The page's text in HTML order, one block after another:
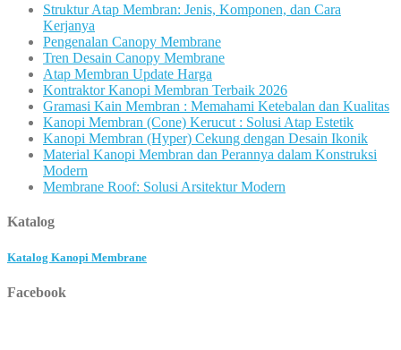
Struktur Atap Membran: Jenis, Komponen, dan Cara
Kerjanya
Pengenalan Canopy Membrane
Tren Desain Canopy Membrane
Atap Membran Update Harga
Kontraktor Kanopi Membran Terbaik 2026
Gramasi Kain Membran : Memahami Ketebalan dan Kualitas
Kanopi Membran (Cone) Kerucut : Solusi Atap Estetik
Kanopi Membran (Hyper) Cekung dengan Desain Ikonik
Material Kanopi Membran dan Perannya dalam Konstruksi
Modern
Membrane Roof: Solusi Arsitektur Modern
Katalog
Katalog Kanopi Membrane
Facebook